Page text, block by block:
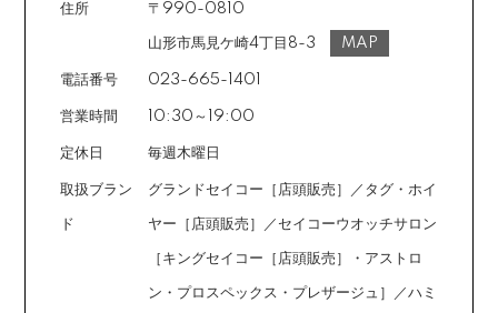
場合によっては2～6回も可能ですのでご希望のお客様は
ご注文時に備考欄でお知らせください。※ショッピングク
住所 〒990-0810
山形市馬見ケ崎4丁目8-3 MAP
電話番号 023-665-1401
営業時間 10:30～19:00
定休日 毎週木曜日
取扱ブラン
ド
グランドセイコー［店頭販売］／タグ・ホイ
ヤー［店頭販売］／セイコーウオッチサロン
［キングセイコー［店頭販売］・アストロ
ン・プロスペックス・プレザージュ］／ハミ